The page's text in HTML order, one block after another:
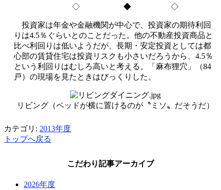
◇ ◆ ◇
投資家は年金や金融機関が中心で、投資家の期待利回
りは4.5％ぐらいとのことだった。他の不動産投資商品と
比べ利回りは低いようだが、長期・安定投資としては都
心部の賃貸住宅は投資リスクも小さいだろうから、4.5％
という利回りはむしろ高いと考える。「麻布狸穴」（84
戸）の現場を見たときはびっくりした。
リビング（ベッドが横に置けるのが〝ミソ〟だそうだ）
カテゴリ: 2013年度
トップへ戻る
こだわり記事アーカイブ
2026年度